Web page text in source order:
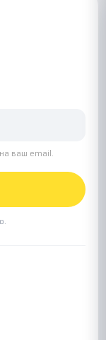
ваш email.